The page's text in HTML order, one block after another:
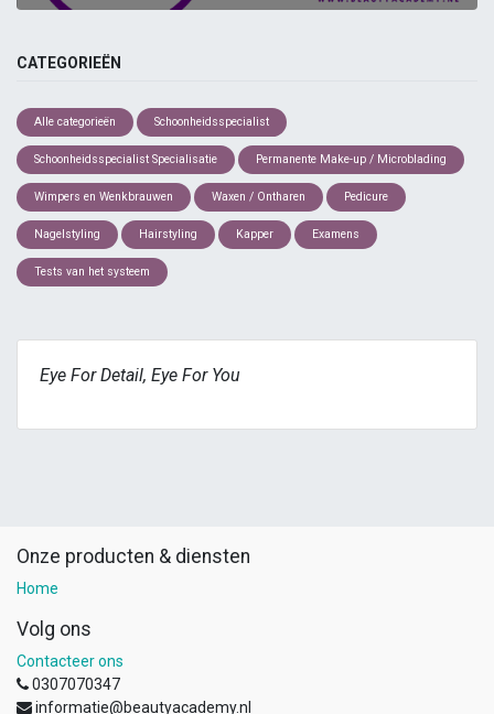
CATEGORIEËN
Alle categorieën Schoonheidsspecialist
Schoonheidsspecialist Specialisatie Permanente Make-up / Microblading
Wimpers en Wenkbrauwen Waxen / Ontharen Pedicure
Nagelstyling Hairstyling Kapper Examens
Tests van het systeem
Eye For Detail, Eye For You
Onze producten & diensten
Home
Volg ons
Contacteer ons
0307070347
informatie@beautyacademy.nl